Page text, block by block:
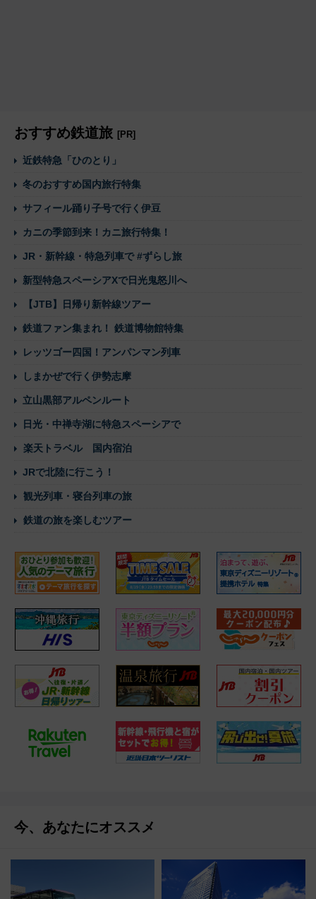
おすすめ鉄道旅 [PR]
近鉄特急「ひのとり」
冬のおすすめ国内旅行特集
サフィール踊り子号で行く伊豆
カニの季節到来！カニ旅行特集！
JR・新幹線・特急列車で #ずらし旅
新型特急スペーシアXで日光鬼怒川へ
【JTB】日帰り新幹線ツアー
鉄道ファン集まれ！ 鉄道博物館特集
レッツゴー四国！アンパンマン列車
しまかぜで行く伊勢志摩
立山黒部アルペンルート
日光・中禅寺湖に特急スペーシアで
楽天トラベル 国内宿泊
JRで北陸に行こう！
観光列車・寝台列車の旅
鉄道の旅を楽しむツアー
今、あなたにオススメ